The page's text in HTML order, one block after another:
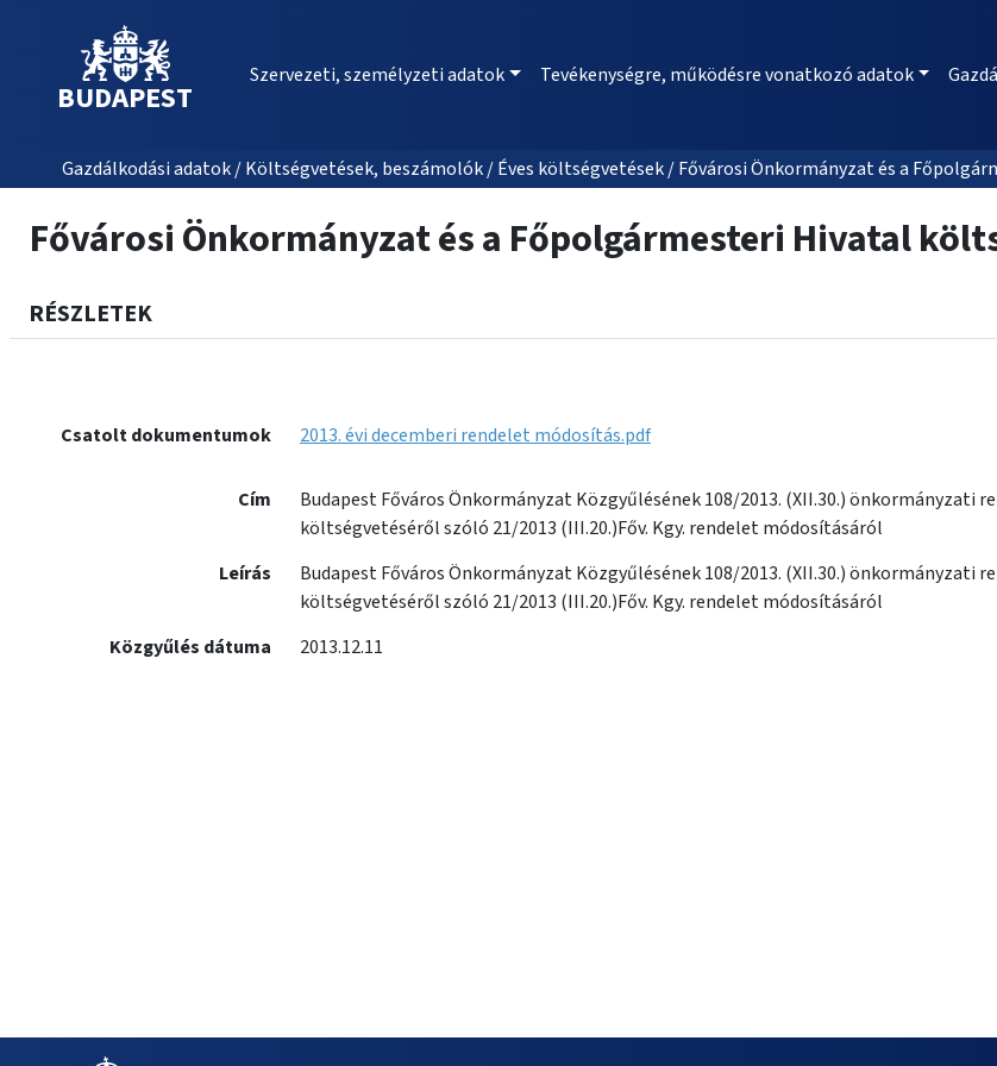
BUDAPEST
Szervezeti, személyzeti adatok Tevékenységre, működésre vonatkozó adatok
Gazdálkodási adatok / Költségvetések, beszámolók / Éves költségvetések / Fővárosi Önkormányzat és a
Fővárosi Önkormányzat és a Főpolgármesteri Hivatal
RÉSZLETEK
Csatolt dokumentumok
2013. évi decemberi rendelet módosítás.pdf
Cím
Budapest Főváros Önkormányzat Közgyűlésének 108/2013. (XII.30.) önkormányzati
költségvetéséről szóló 21/2013 (III.20.)Főv. Kgy. rendelet módosításáról
Leírás
Budapest Főváros Önkormányzat Közgyűlésének 108/2013. (XII.30.) önkormányzati
költségvetéséről szóló 21/2013 (III.20.)Főv. Kgy. rendelet módosításáról
Közgyűlés dátuma
2013.12.11